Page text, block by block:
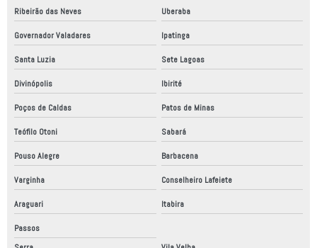
Instalação de máquinas e equipamentos industriais
Instalação de painel elétrico
Laudo de conformidade nr12
Laudo de conformidade técnica
Linha de montagem automatizada
Linha de produção automação industrial
Linha de produção automatizada
Linha de produção robotizada
Máquinas automação industrial
Montagem de painéis de comandos elétricos
Ribeirão das Neves Uberaba
Governador Valadares Ipatinga
Santa Luzia Sete Lagoas
Divinópolis Ibirité
Poços de Caldas Patos de Minas
Teófilo Otoni Sabará
Pouso Alegre Barbacena
Varginha Conselheiro Lafeiete
Araguari Itabira
Passos